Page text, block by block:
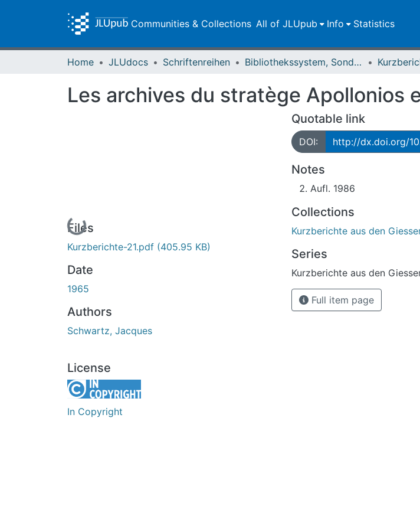
Communities & Collections All of JLUpub Info Statistics
Home JLUdocs Schriftenreihen Bibliothekssystem, Sondersammlungen
Les archives du stratège Apollonios
Loading...
Files
Kurzberichte-21.pdf (405.95 KB)
Date
1965
Authors
Schwartz, Jacques
License
In Copyright
Quotable link
DOI: http://dx.doi.org/
Notes
Aufl. 1986
Collections
Kurzberichte aus den
Series
Kurzberichte aus den
Full item page